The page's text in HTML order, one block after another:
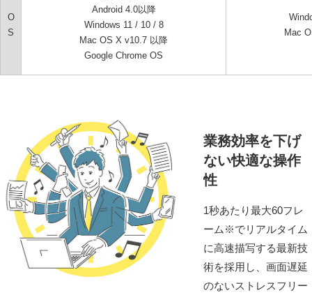
O
S
Android 4.0以降
Windows 11 / 10 / 8
Mac OS X v10.7 以降
Google Chrome OS
Mac
業務効率を下げ
ない快適な操作
性
1秒あたり最大60フレ
ーム※でリアルタイム
に⾼速描写する最新技
術を採⽤し、画⾯遅延
のないストレスフリー